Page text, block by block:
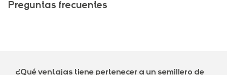
Preguntas frecuentes
¿Qué ventajas tiene pertenecer a un semillero de